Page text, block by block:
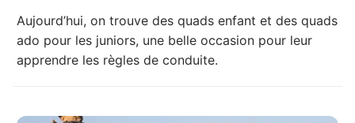
Aujourd’hui, on trouve des quads enfant et des quads
ado pour les juniors, une belle occasion pour leur
apprendre les règles de conduite.